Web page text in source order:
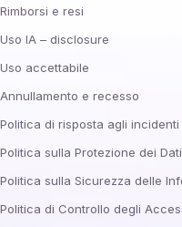
Rimborsi e resi
Uso IA – disclosure
Uso accettabile
Annullamento e recesso
Politica di risposta agli
Politica sulla Protezione dei
Politica sulla Sicurezza delle
Politica di Controllo degli